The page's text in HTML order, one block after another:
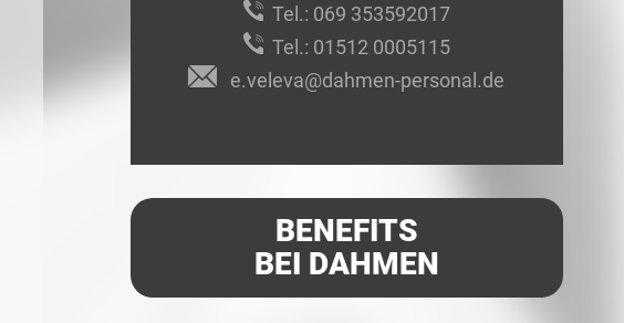
Tel.: 069 353592017
Tel.: 01512 0005115
e.veleva@dahmen-personal.de
BENEFITS
BEI DAHMEN